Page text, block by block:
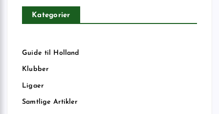
Kategorier
Guide til Holland
Klubber
Ligaer
Samtlige Artikler